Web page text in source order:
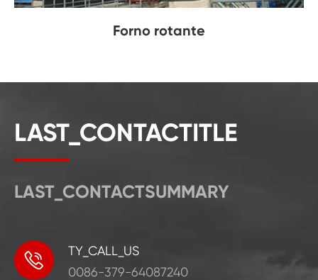
Forno rotante
LAST_CONTACTITLE
LAST_CONTACTSUMMARY

TY_CALL_US
0086-379-64087240